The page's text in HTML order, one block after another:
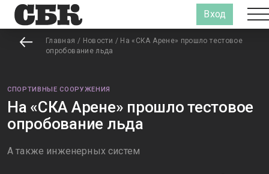
Вход
Главная / Новости / На «СКА Арене» прошло тестовое
опробование льда
СПОРТИВНЫЕ СООРУЖЕНИЯ
На «СКА Арене» прошло тестовое
опробование льда
А также инженерных систем